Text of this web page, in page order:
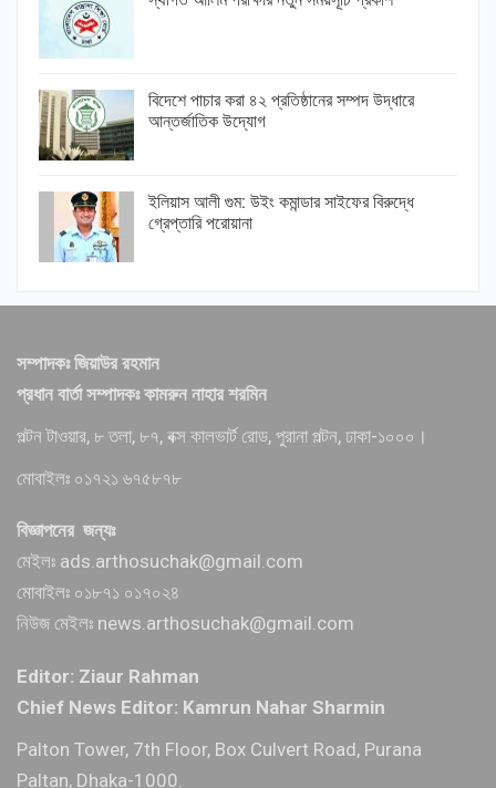
বিদেশে পাচার করা ৪২ প্রতিষ্ঠানের সম্পদ উদ্ধারে
আন্তর্জাতিক উদ্যোগ
ইলিয়াস আলী গুম: উইং কমান্ডার সাইফের বিরুদ্ধে
গ্রেপ্তারি পরোয়ানা
সম্পাদকঃ জিয়াউর রহমান
প্রধান বার্তা সম্পাদকঃ কামরুন নাহার শরমিন
পল্টন টাওয়ার, ৮ তলা, ৮৭, বক্স কালভার্ট রোড, পুরানা পল্টন, ঢাকা-১০০০।
মোবাইলঃ ০১৭২১ ৬৭৫৮৭৮
বিজ্ঞাপনের জন্যঃ
মেইলঃ ads.arthosuchak@gmail.com
মোবাইলঃ ০১৮৭১ ০১৭০২৪
নিউজ মেইলঃ news.arthosuchak@gmail.com
Editor: Ziaur Rahman
Chief News Editor: Kamrun Nahar Sharmin
Palton Tower, 7th Floor, Box Culvert Road, Purana
Paltan, Dhaka-1000.